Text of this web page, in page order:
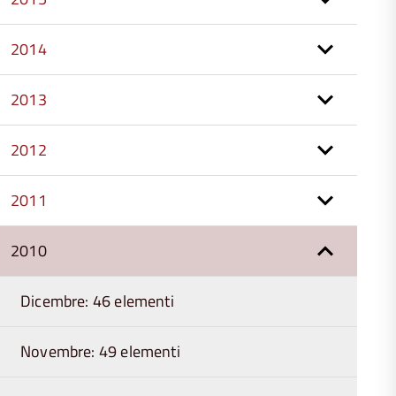
2014
2013
2012
2011
2010
Dicembre: 46 elementi
Novembre: 49 elementi